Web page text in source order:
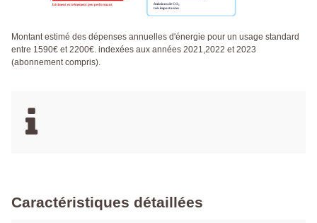
Montant estimé des dépenses annuelles d'énergie pour un usage standard
entre 1590€ et 2200€. indexées aux années 2021,2022 et 2023
(abonnement compris).
Caractéristiques détaillées